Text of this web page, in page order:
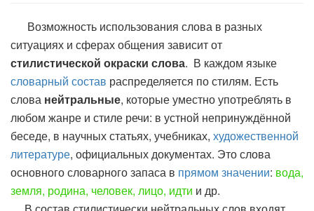
Возможность использования слова в разных
ситуациях и сферах общения зависит от
стилистической окраски слова. В каждом языке
словарный состав распределяется по стилям. Есть
слова нейтральные, которые уместно употреблять в
любом жанре и стиле речи: в устной непринуждённой
беседе, в научных статьях, учебниках, художественной
литературе, официальных документах. Это слова
основного словарного запаса в прямом значении: вода,
земля, родина, человек, лицо, идти и др.